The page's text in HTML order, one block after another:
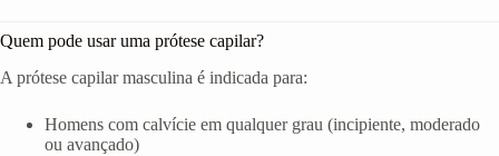
Quem pode usar uma prótese capilar?
A prótese capilar masculina é indicada para:
Homens com calvície em qualquer grau (incipiente, moderado
ou avançado)